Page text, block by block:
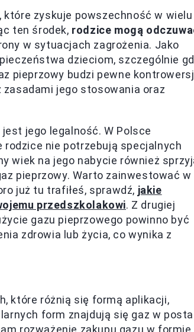
które zyskuje powszechność w wielu
ten środek, rodzice mogą
w sytuacjach zagrożenia. Jako
dzieciom, szczególnie
pieprzowy budzi pewne
zasadami jego stosowania oraz
jego legalność. W Polsce
rodzice nie potrzebują specjalnych
wiek na jego nabycie również
pieprzowy. Warto zainwestować w
już tu trafiłeś, sprawdź, jakie
przedszkolakowi. Z drugiej
gazu pieprzowego powinno być
zdrowia lub życia, co wynika z
które różnią się formą aplikacji,
form znajdują się gaz w
rozważenie zakupu gazu w formie